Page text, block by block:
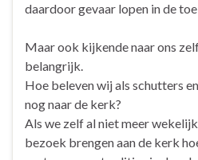
daardoor gevaar lopen in de
Maar ook kijkende naar ons
belangrijk.
Hoe beleven wij als schutters
nog naar de kerk?
Als we zelf al niet meer
bezoek brengen aan de kerk